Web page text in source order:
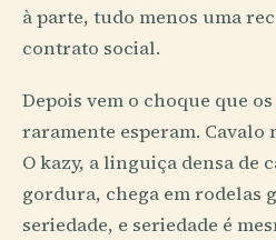
à parte, tudo menos uma
contrato social.
Depois vem o choque que
raramente esperam. Cavalo
O kazy, a linguiça densa de
gordura, chega em rodelas
seriedade, e seriedade é